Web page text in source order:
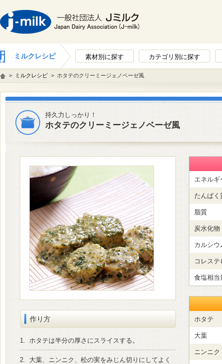
ミルクレシピ 素材別に探す カテゴリ別に探す
> ミルクレシピ > ホタテのクリーミージェノベーゼ風
持久力しっかり！
ホタテのクリーミージェノベーゼ風
作り方
1. ホタテは半分の厚さにスライスする。
2.
大葉、ニンニク、松の実をみじん切りにしてよく
エネルギ
たんぱく
脂質
炭水化物
カルシウ
コレステ
食塩相当
ホタテ
大葉
ニンニク